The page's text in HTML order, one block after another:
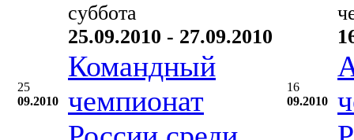
25
09.2010
суббота
25.09.2010 - 27.09.2010
Командный
чемпионат
16
09.2010